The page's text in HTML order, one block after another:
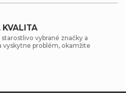
KVALITA
vybrané značky a
vyskytne problém, okamžite